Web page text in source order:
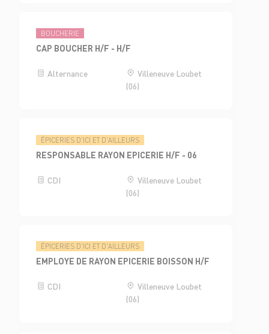
BOUCHERIE
CAP BOUCHER H/F - H/F
Alternance
Villeneuve Loubet
(06)
ÉPICERIES D'ICI ET D'AILLEURS
RESPONSABLE RAYON EPICERIE H/F - 06
CDI
Villeneuve Loubet
(06)
ÉPICERIES D'ICI ET D'AILLEURS
EMPLOYE DE RAYON EPICERIE BOISSON H/F
CDI
Villeneuve Loubet
(06)